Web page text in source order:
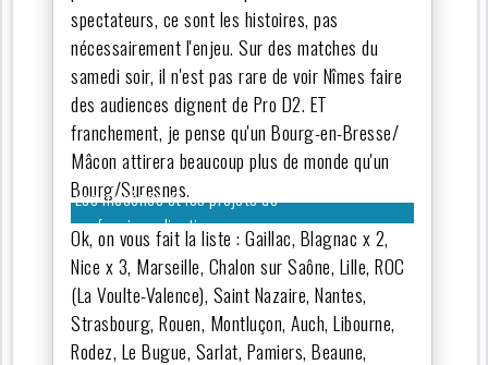
spectateurs, ce sont les histoires, pas
nécessairement l'enjeu. Sur des matches du
samedi soir, il n'est pas rare de voir Nîmes faire
des audiences dignent de Pro D2. ET
franchement, je pense qu'un Bourg-en-Bresse/
Mâcon attirera beaucoup plus de monde qu'un
Bourg/Suresnes.
Les mécènes et les projets de
professionnalisation
Ok, on vous fait la liste : Gaillac, Blagnac x 2,
Nice x 3, Marseille, Chalon sur Saône, Lille, ROC
(La Voulte-Valence), Saint Nazaire, Nantes,
Strasbourg, Rouen, Montluçon, Auch, Libourne,
Rodez, Le Bugue, Sarlat, Pamiers, Beaune,